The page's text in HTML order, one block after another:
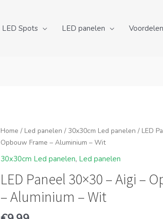
LED Spots LED panelen
Home / Led panelen /30x30cm Led panelen / LED
Opbouw Frame – Aluminium – Wit
30x30cm Led panelen, Led panelen
LED Paneel 30×30 – Aigi –
– Aluminium – Wit